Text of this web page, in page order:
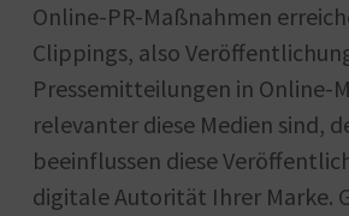
Online-PR-Maßnahmen
Clippings, also
Pressemitteilungen in Online-
relevanter diese Medien sind,
beeinflussen diese
digitale Autorität Ihrer Marke.